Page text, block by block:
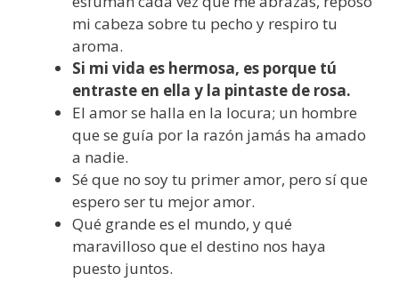
mi cabeza sobre tu pecho y respiro tu
aroma.
Si mi vida es hermosa, es porque tú
entraste en ella y la pintaste de rosa.
El amor se halla en la locura; un hombre
que se guía por la razón jamás ha amado
a nadie.
Sé que no soy tu primer amor, pero sí que
espero ser tu mejor amor.
Qué grande es el mundo, y qué
maravilloso que el destino nos haya
puesto juntos.